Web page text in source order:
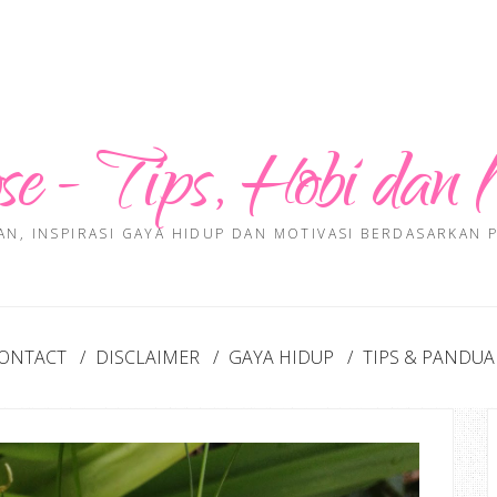
- Tips, Hobi dan
INSPIRASI GAYA HIDUP DAN MOTIVASI BERDASARKAN
DISCLAIMER GAYA HIDUP TIPS &